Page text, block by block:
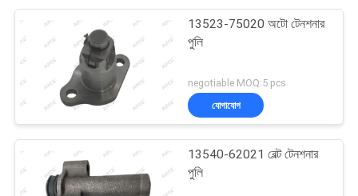
13523-75020 অটো টেনশনার
পুলি
negotiable MOQ:5 pcs
যোগাযোগ
13540-62021 বেল্ট টেনশনার
পুলি